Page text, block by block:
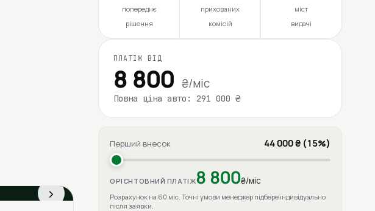
›
попереднє
рішення
прихованих
комісій
міст
видачі
ПЛАТІЖ ВІД
8 800 ₴/міс
Повна ціна авто: 291 000 ₴
Перший внесок 44 000 ₴ (15%)
ОРІЄНТОВНИЙ ПЛАТІЖ8 800₴/міс
Розрахунок на 60 міс. Точні умови менеджер підбере індивідуально
після заявки.